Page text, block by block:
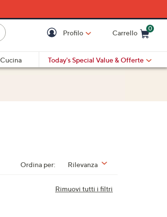
Profilo Carrello
0
Cucina
Today's Special Value & Offerte
Ordina per: Rilevanza
Rimuovi tutti i filtri